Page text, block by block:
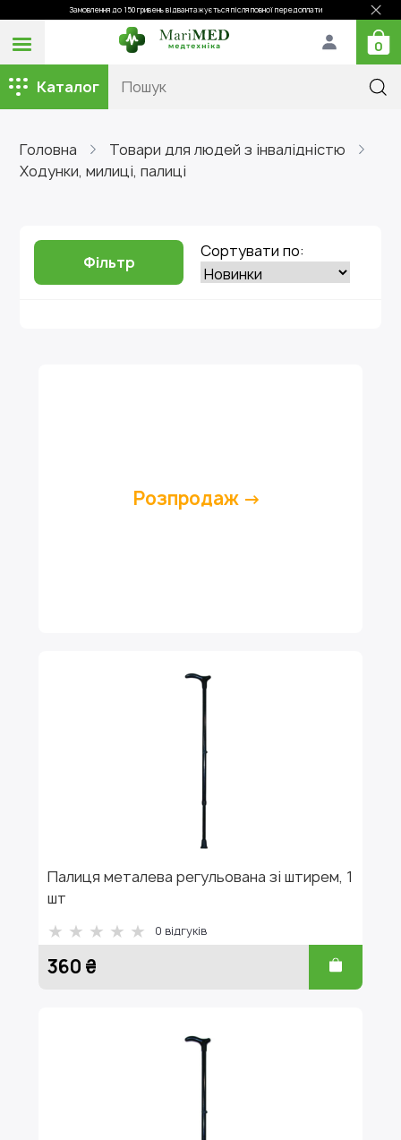
Замовлення до 150 гривень відвантажується після повної передоплати
0
Каталог
Головна
Товари для людей з інвалідністю
Ходунки, милиці, палиці
Фільтр
Сортувати по:
Розпродаж
Палиця металева регульована зі штирем, 1
шт
0 відгуків
360 ₴